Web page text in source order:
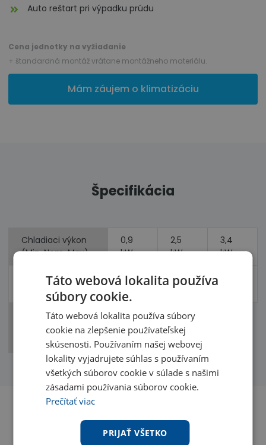
Auto reštart pri výpadku prúdu
Cena jednotky na vyžiadanie
+ štandardná montáž vrátane montážneho materiálu.
Mám záujem o klimatizáciu
Špecifikácia
Chladiaci výkon
(Min, Nom, Max)
0,9
kW
2,5
kW
3,4
kW
Vykurovací výkon
(Min, Nom, Max)
1,0 kW
3,2
kW
Príkon
(chladenie,
vykurovanie)
0,60
kW
0,78
kW
Benefity
Táto webová lokalita používa
súbory cookie.
Táto webová lokalita používa súbory
cookie na zlepšenie používateľskej
skúsenosti. Používaním našej webovej
lokality vyjadrujete súhlas s používaním
všetkých súborov cookie v súlade s našimi
zásadami používania súborov cookie.
Prečítať viac
PRIJAŤ VŠETKO